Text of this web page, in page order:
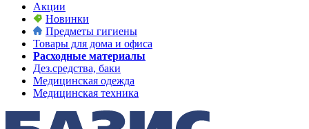
Акции
Новинки
Предметы гигиены
Товары для дома и офиса
Расходные материалы
Дез.средства, баки
Медицинская одежда
Медицинская техника